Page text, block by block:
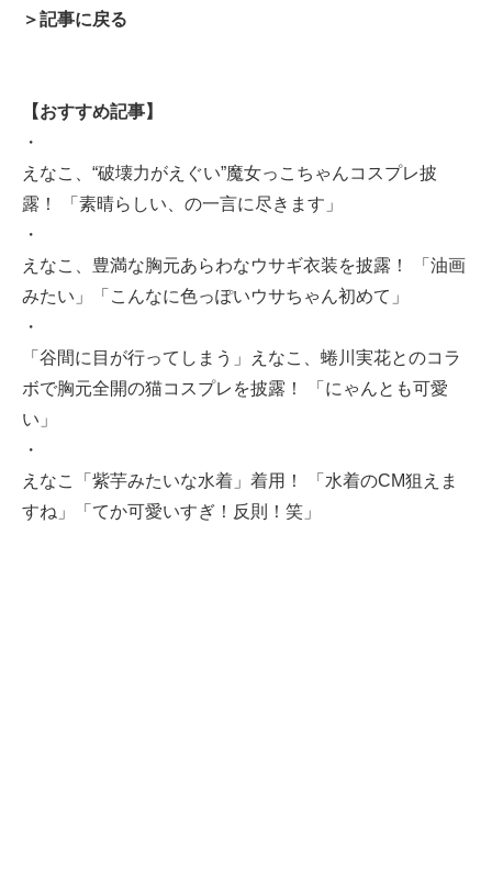
＞記事に戻る
【おすすめ記事】
・
えなこ、“破壊力がえぐい”魔女っこちゃんコスプレ披
露！ 「素晴らしい、の一言に尽きます」
・
えなこ、豊満な胸元あらわなウサギ衣装を披露！ 「油画
みたい」「こんなに色っぽいウサちゃん初めて」
・
「谷間に目が行ってしまう」えなこ、蜷川実花とのコラ
ボで胸元全開の猫コスプレを披露！ 「にゃんとも可愛
い」
・
えなこ「紫芋みたいな水着」着用！ 「水着のCM狙えま
すね」「てか可愛いすぎ！反則！笑」